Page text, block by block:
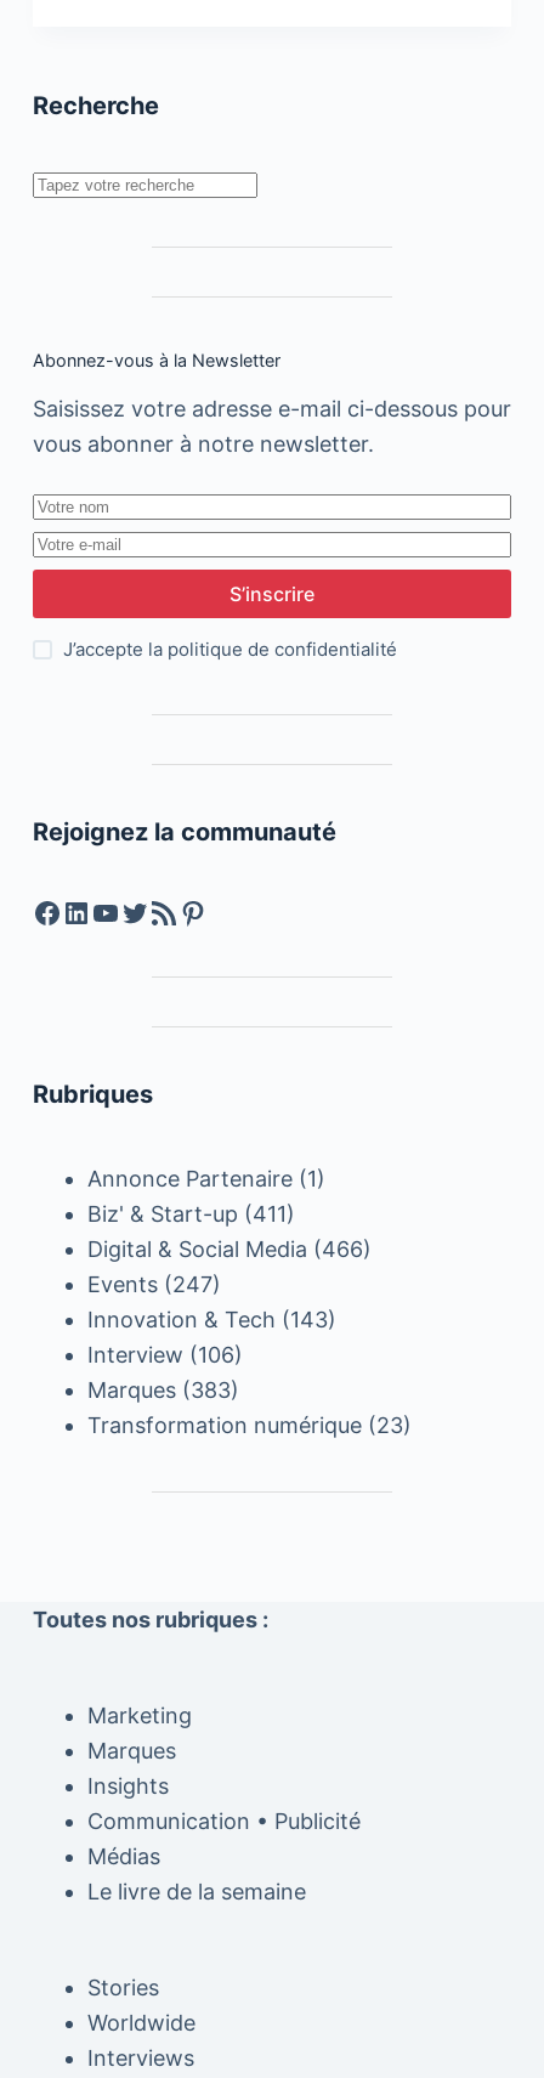
Awards
Recherche
Rechercher
Abonnez-vous à la Newsletter
Saisissez votre adresse e-mail ci-dessous pour
vous abonner à notre newsletter.
S’inscrire
J’accepte la politique de confidentialité
Rejoignez la communauté
Facebook
LinkedIn
YouTube
Twitter
Feed RSSPinterest
Rubriques
Annonce Partenaire(1)
Biz' & Start-up (411)
Digital & Social Media (466)
Events(247)
Innovation & Tech (143)
Interview (106)
Marques(383)
Transformation numérique(23)
Toutes nos rubriques :
Marketing
Marques
Insights
Communication • Publicité
Médias
Le livre de la semaine
Stories
Worldwide
Interviews